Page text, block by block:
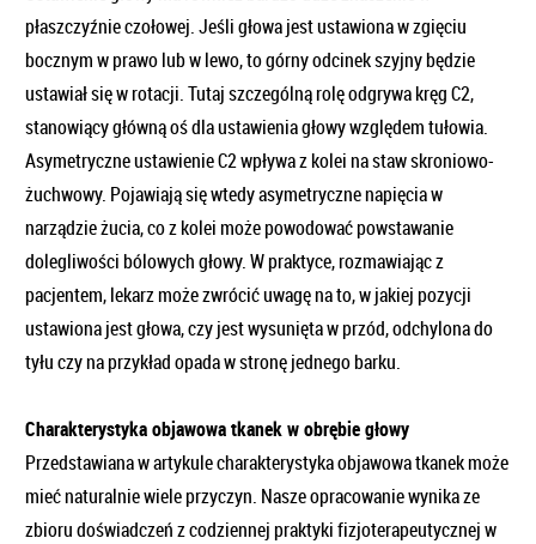
płaszczyźnie czołowej. Jeśli głowa jest ustawiona w zgięciu
bocznym w prawo lub w lewo, to górny odcinek szyjny będzie
ustawiał się w rotacji. Tutaj szczególną rolę odgrywa kręg C2,
stanowiący główną oś dla ustawienia głowy względem tułowia.
Asymetryczne ustawienie C2 wpływa z kolei na staw skroniowo-
żuchwowy. Pojawiają się wtedy asymetryczne napięcia w
narządzie żucia, co z kolei może powodować powstawanie
dolegliwości bólowych głowy. W praktyce, rozmawiając z
pacjentem, lekarz może zwrócić uwagę na to, w jakiej pozycji
ustawiona jest głowa, czy jest wysunięta w przód, odchylona do
tyłu czy na przykład opada w stronę jednego barku.
Charakterystyka objawowa tkanek w obrębie głowy
Przedstawiana w artykule charakterystyka objawowa tkanek może
mieć naturalnie wiele przyczyn. Nasze opracowanie wynika ze
zbioru doświadczeń z codziennej praktyki fizjoterapeutycznej w